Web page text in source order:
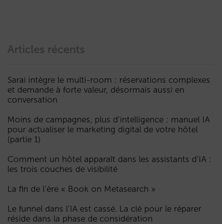
Articles récents
Sarai intègre le multi-room : réservations complexes
et demande à forte valeur, désormais aussi en
conversation
Moins de campagnes, plus d’intelligence : manuel IA
pour actualiser le marketing digital de votre hôtel
(partie 1)
Comment un hôtel apparaît dans les assistants d’IA :
les trois couches de visibilité
La fin de l’ère « Book on Metasearch »
Le funnel dans l’IA est cassé. La clé pour le réparer
réside dans la phase de considération